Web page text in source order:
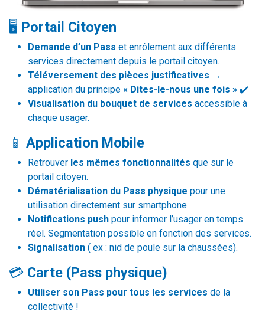
🖥️ Portail Citoyen
Demande d’un Pass et enrôlement aux différents
services directement depuis le portail citoyen.
Téléversement des pièces justificatives →
application du principe « Dites-le-nous une fois » ✔️
Visualisation du bouquet de services accessible à
chaque usager.
📱 Application Mobile
Retrouver les mêmes fonctionnalités que sur le
portail citoyen.
Dématérialisation du Pass physique pour une
utilisation directement sur smartphone.
Notifications push pour informer l’usager en temps
réel. Segmentation possible en fonction des services.
Signalisation ( ex : nid de poule sur la chaussées).
💳 Carte (Pass physique)
Utiliser son Pass pour tous les services de la
collectivité !